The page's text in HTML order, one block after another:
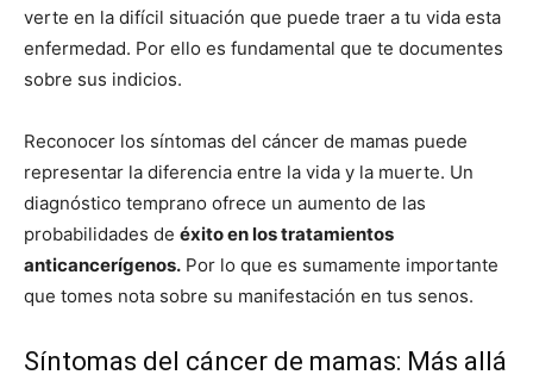
verte en la difícil situación que puede traer a tu vida esta
enfermedad. Por ello es fundamental que te documentes
sobre sus indicios.
Reconocer los síntomas del cáncer de mamas puede
representar la diferencia entre la vida y la muerte. Un
diagnóstico temprano ofrece un aumento de las
probabilidades de éxito en los tratamientos
anticancerígenos. Por lo que es sumamente importante
que tomes nota sobre su manifestación en tus senos.
Síntomas del cáncer de mamas: Más allá